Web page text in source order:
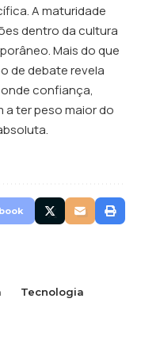
A maturidade
dentro da cultura
Mais do que
de debate revela
confiança,
ter peso maior do
Tecnologia